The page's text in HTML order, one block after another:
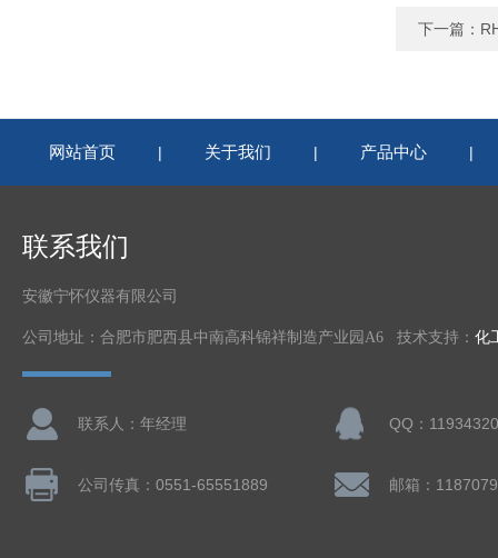
下一篇：
网站首页 | 关于我们 | 产品中心 |
联系我们
安徽宁怀仪器有限公司
公司地址：合肥市肥西县中南高科锦祥制造产业园A6 技术支持： 化
联系人：年经理 QQ：
公司传真：0551-65551889 邮箱：